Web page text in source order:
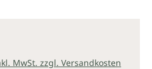
MwSt. zzgl. Versandkosten